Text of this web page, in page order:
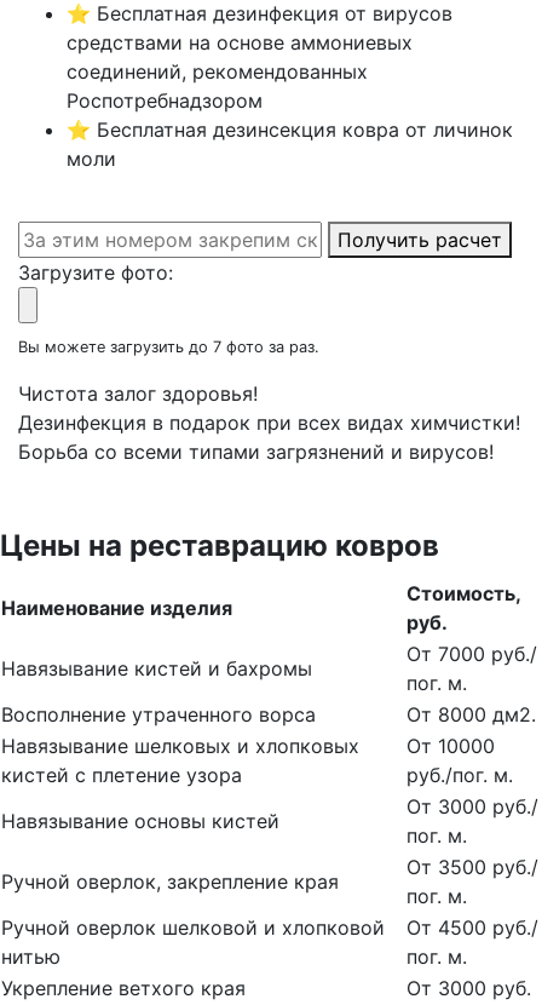
⭐ Бесплатная дезинфекция от вирусов
средствами на основе аммониевых
соединений, рекомендованных
Роспотребнадзором
⭐ Бесплатная дезинсекция ковра от личинок
моли
Получить расчет
Загрузите фото:
Вы можете загрузить до 7 фото за раз.
Чистота залог здоровья!
Дезинфекция в подарок при всех видах химчистки!
Борьба со всеми типами загрязнений и вирусов!
Цены на реставрацию ковров
Наименование изделия
Стоимость,
руб.
Навязывание кистей и бахромы
От 7000 руб./
пог. м.
Восполнение утраченного ворса
От 8000 дм2.
Навязывание шелковых и хлопковых
кистей с плетение узора
От 10000
руб./пог. м.
Навязывание основы кистей
От 3000 руб./
пог. м.
Ручной оверлок, закрепление края
От 3500 руб./
пог. м.
Ручной оверлок шелковой и хлопковой
нитью
От 4500 руб./
пог. м.
Укрепление ветхого края
От 3000 руб.